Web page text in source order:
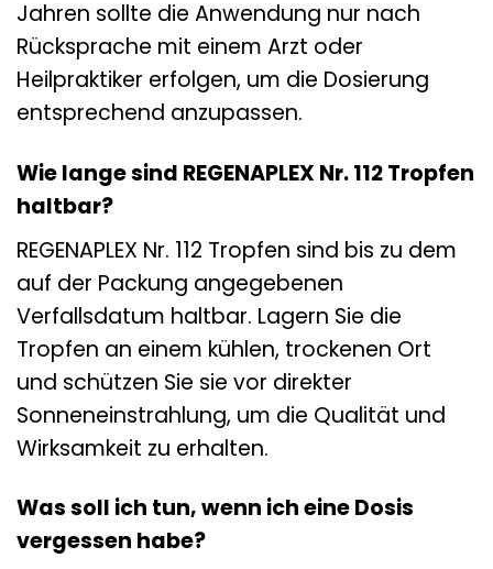
Jahren sollte die Anwendung nur nach
Rücksprache mit einem Arzt oder
Heilpraktiker erfolgen, um die Dosierung
entsprechend anzupassen.
Wie lange sind REGENAPLEX Nr. 112 Tropfen
haltbar?
REGENAPLEX Nr. 112 Tropfen sind bis zu dem
auf der Packung angegebenen
Verfallsdatum haltbar. Lagern Sie die
Tropfen an einem kühlen, trockenen Ort
und schützen Sie sie vor direkter
Sonneneinstrahlung, um die Qualität und
Wirksamkeit zu erhalten.
Was soll ich tun, wenn ich eine Dosis
vergessen habe?